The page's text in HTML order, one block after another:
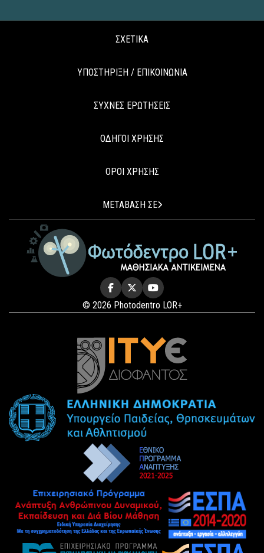
ΣΧΕΤΙΚΑ
ΥΠΟΣΤΗΡΙΞΗ / ΕΠΙΚΟΙΝΩΝΙΑ
ΣΥΧΝΕΣ ΕΡΩΤΗΣΕΙΣ
ΟΔΗΓΟΙ ΧΡΗΣΗΣ
ΟΡΟΙ ΧΡΗΣΗΣ
ΜΕΤΑΒΑΣΗ ΣΕ
© 2026 Photodentro LOR+